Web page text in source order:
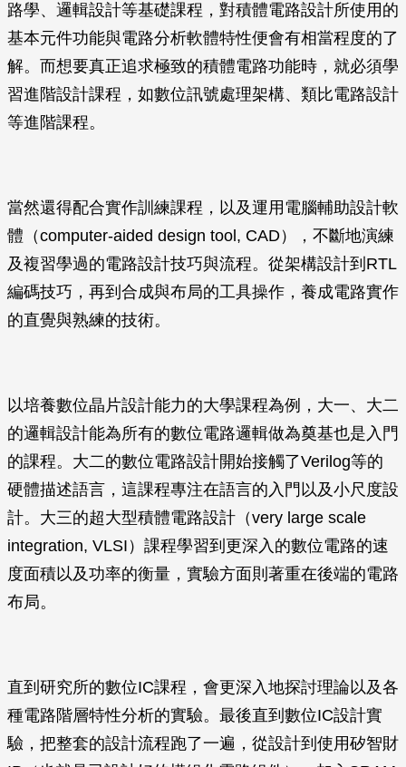
路學、邏輯設計等基礎課程，對積體電路設計所使用的
基本元件功能與電路分析軟體特性便會有相當程度的了
解。而想要真正追求極致的積體電路功能時，就必須學
習進階設計課程，如數位訊號處理架構、類比電路設計
等進階課程。
當然還得配合實作訓練課程，以及運用電腦輔助設計軟
體（computer-aided design tool, CAD），不斷地演練
及複習學過的電路設計技巧與流程。從架構設計到RTL
編碼技巧，再到合成與布局的工具操作，養成電路實作
的直覺與熟練的技術。
以培養數位晶片設計能力的大學課程為例，大一、大二
的邏輯設計能為所有的數位電路邏輯做為奠基也是入門
的課程。大二的數位電路設計開始接觸了Verilog等的
硬體描述語言，這課程專注在語言的入門以及小尺度設
計。大三的超大型積體電路設計（very large scale
integration, VLSI）課程學習到更深入的數位電路的速
度面積以及功率的衡量，實驗方面則著重在後端的電路
布局。
直到研究所的數位IC課程，會更深入地探討理論以及各
種電路階層特性分析的實驗。最後直到數位IC設計實
驗，把整套的設計流程跑了一遍，從設計到使用矽智財